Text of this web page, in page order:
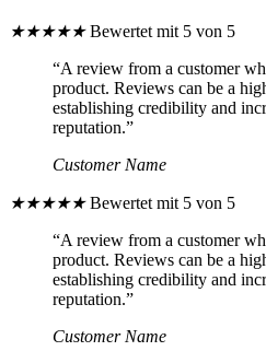
★★★★★ Bewertet mit 5 von 5
“A review from a customer
product. Reviews can be a
establishing credibility and
reputation.”
Customer Name
★★★★★ Bewertet mit 5 von 5
“A review from a customer
product. Reviews can be a
establishing credibility and
reputation.”
Customer Name